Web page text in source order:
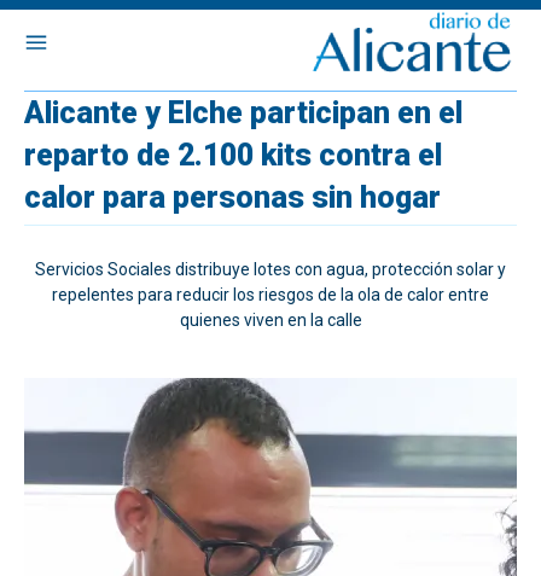
Alicante y Elche participan en el
reparto de 2.100 kits contra el
calor para personas sin hogar
Servicios Sociales distribuye lotes con agua, protección solar y
repelentes para reducir los riesgos de la ola de calor entre
quienes viven en la calle